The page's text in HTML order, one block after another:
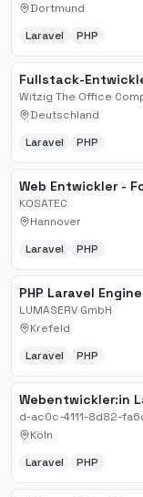
Dortmund
Laravel PHP
Fullstack-
Witzig The Office
Deutschland
Laravel PHP
Web Entwickler -
KOSATEC
Hannover
Laravel PHP
PHP Laravel
LUMASERV GmbH
Krefeld
Laravel PHP
Webentwickler:in
d-ac0c-4111-8d82-
Köln
Laravel PHP